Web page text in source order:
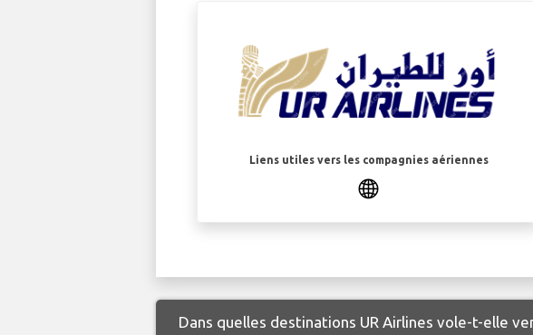
Liens utiles vers les compagnies aériennes
Dans quelles destinations UR Airlines vole-t-elle